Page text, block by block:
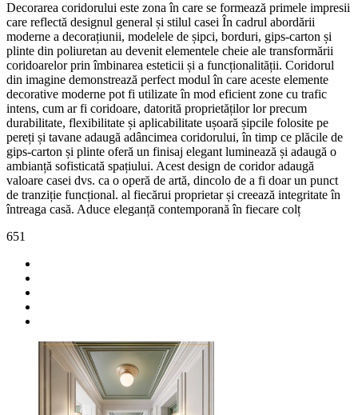
Decorarea coridorului este zona în care se formează primele impresii
care reflectă designul general și stilul casei În cadrul abordării
moderne a decorațiunii, modelele de șipci, borduri, gips-carton și
plinte din poliuretan au devenit elementele cheie ale transformării
coridoarelor prin îmbinarea esteticii și a funcționalității. Coridorul
din imagine demonstrează perfect modul în care aceste elemente
decorative moderne pot fi utilizate în mod eficient zone cu trafic
intens, cum ar fi coridoare, datorită proprietăților lor precum
durabilitate, flexibilitate și aplicabilitate ușoară șipcile folosite pe
pereți și tavane adaugă adâncimea coridorului, în timp ce plăcile de
gips-carton și plinte oferă un finisaj elegant luminează și adaugă o
ambianță sofisticată spațiului. Acest design de coridor adaugă
valoare casei dvs. ca o operă de artă, dincolo de a fi doar un punct
de tranziție funcțional. al fiecărui proprietar și creează integritate în
întreaga casă. Aduce eleganță contemporană în fiecare colț
651